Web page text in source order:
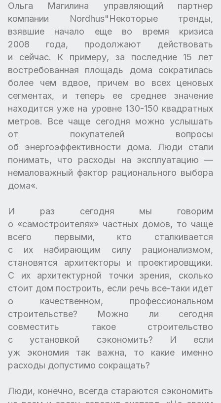
Ольга Магилина управляющий партнер
компании Nordhus"Некоторые тренды,
взявшие начало еще во время кризиса
2008 года, продолжают действовать
и сейчас. К примеру, за последние 15 лет
востребованная площадь дома сократилась
более чем вдвое, причем во всех ценовых
сегментах, и теперь ее среднее значение
находится уже на уровне 130-150 квадратных
метров. Все чаще сегодня можно услышать
от покупателей вопросы
об энергоэффективности дома. Люди стали
понимать, что расходы на эксплуатацию —
немаловажный фактор рационального выбора
дома«.
И раз сегодня мы говорим
о «самостроителях» частных домов, то чаще
всего первыми, кто сталкивается
с их набирающим силу рационализмом,
становятся архитекторы и проектировщики.
С их архитектурной точки зрения, сколько
стоит дом построить, если речь все-таки идет
о качественном, профессиональном
строительстве? Можно ли сегодня
совместить такое строительство
с установкой сэкономить? И если
уж экономия так важна, то какие именно
расходы допустимо сокращать?
Люди, конечно, всегда стараются сэкономить